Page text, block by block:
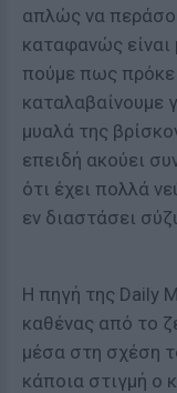
απλώς να
καταφανώς είναι
πούμε πως
καταλαβαίνουμε
μυαλά της
επειδή ακούει
ότι έχει πολλά
εν διαστάσει
Η πηγή της Daily
καθένας από το
μέσα στη σχέση
κάποια στιγμή ο